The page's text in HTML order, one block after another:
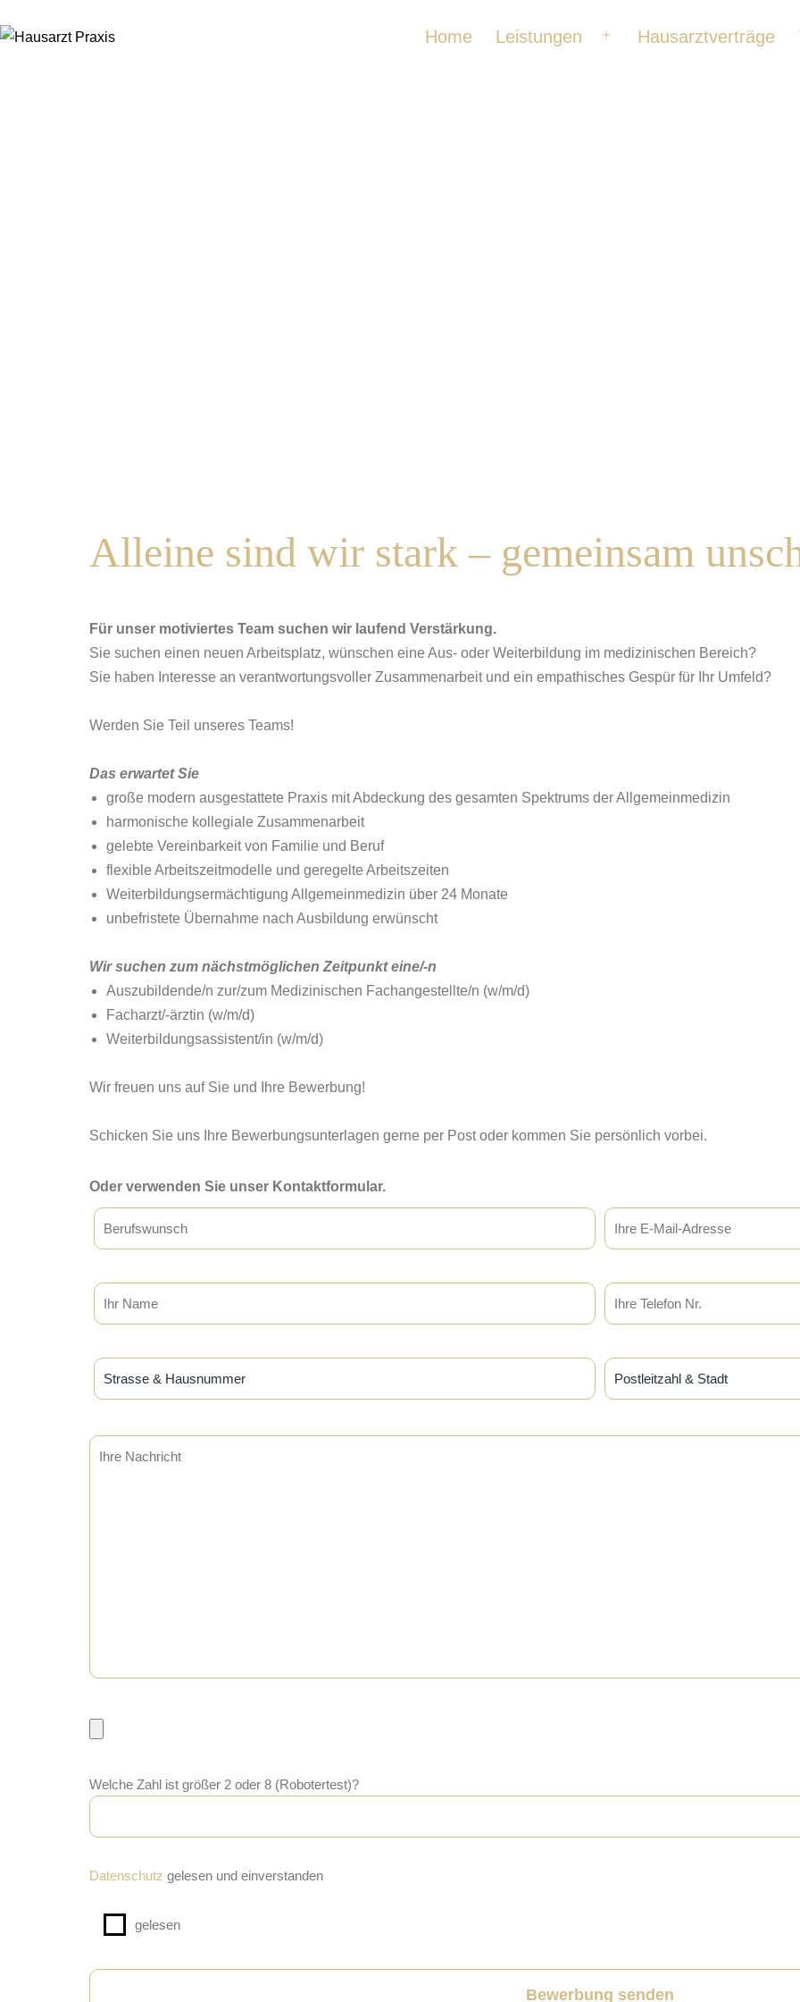
Inhalt
Home Leistungen
MenüHausarztverträge
Alleine sind wir stark – gemeinsam
Für unser motiviertes Team suchen wir laufend Verstärkung.
Sie suchen einen neuen Arbeitsplatz, wünschen eine Aus- oder Weiterbildung im medizinischen Bereich?
Sie haben Interesse an verantwortungsvoller Zusammenarbeit und ein empathisches Gespür für Ihr Umfeld?
Werden Sie Teil unseres Teams!
Das erwartet Sie
große modern ausgestattete Praxis mit Abdeckung des gesamten Spektrums der Allgemeinmedizin
harmonische kollegiale Zusammenarbeit
gelebte Vereinbarkeit von Familie und Beruf
flexible Arbeitszeitmodelle und geregelte Arbeitszeiten
Weiterbildungsermächtigung Allgemeinmedizin über 24 Monate
unbefristete Übernahme nach Ausbildung erwünscht
Wir suchen zum nächstmöglichen Zeitpunkt eine/-n
Auszubildende/n zur/zum Medizinischen Fachangestellte/n (w/m/d)
Facharzt/-ärztin (w/m/d)
Weiterbildungsassistent/in (w/m/d)
Wir freuen uns auf Sie und Ihre Bewerbung!
Schicken Sie uns Ihre Bewerbungsunterlagen gerne per Post oder kommen Sie persönlich vorbei.
Oder verwenden Sie unser Kontaktformular.
Welche Zahl ist größer 2 oder 8 (Robotertest)?
Datenschutz gelesen und einverstanden
gelesen